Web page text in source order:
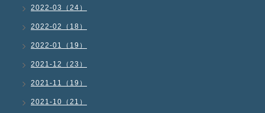
2022-03（24）
2022-02（18）
2022-01（19）
2021-12（23）
2021-11（19）
2021-10（21）